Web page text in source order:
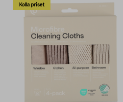
Kolla priset